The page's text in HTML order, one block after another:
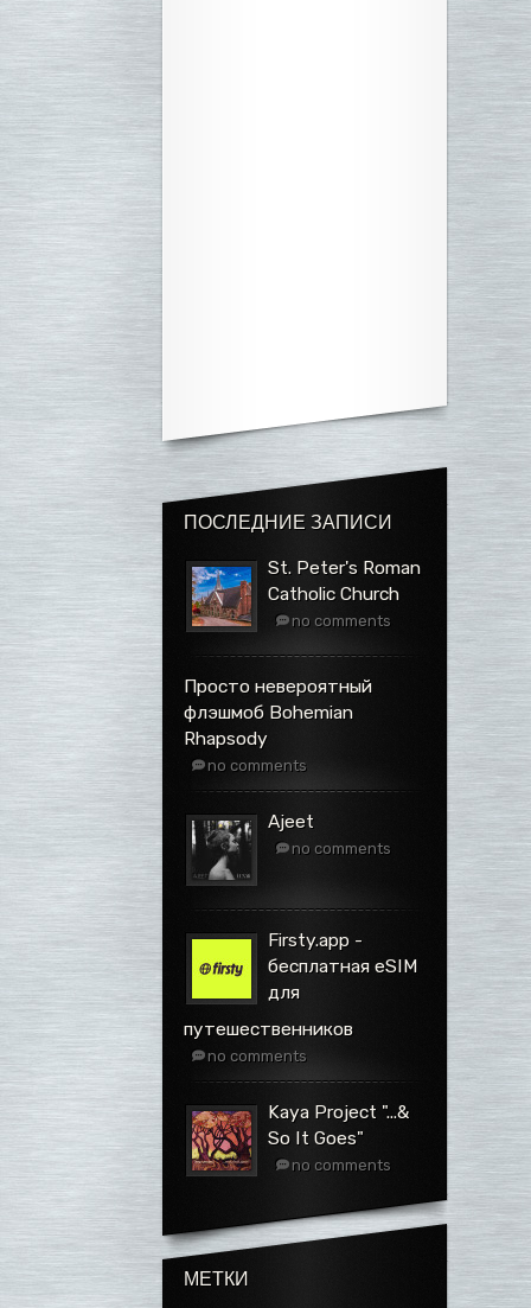
ПОСЛЕДНИЕ ЗАПИСИ
St. Peter's Roman
Catholic Church
no comments
Просто невероятный
флэшмоб Bohemian
Rhapsody
no comments
Ajeet
no comments
Firsty.app -
бесплатная eSIM
для
путешественников
no comments
Kaya Project ".​.​.​&
So It Goes"
no comments
МЕТКИ